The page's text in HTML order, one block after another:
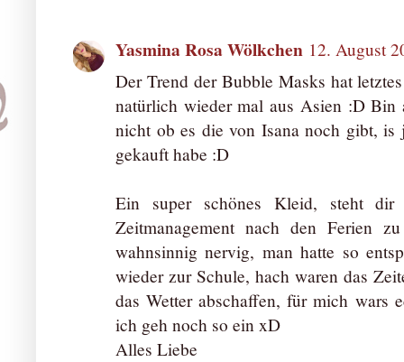
Yasmina Rosa Wölkchen 12. August
Der Trend der Bubble Masks hat
natürlich wieder mal aus Asien :D Bin
nicht ob es die von Isana noch gibt, is
gekauft habe :D
Ein super schönes Kleid, steht dir
Zeitmanagement nach den Ferien
wahnsinnig nervig, man hatte so
wieder zur Schule, hach waren das
das Wetter abschaffen, für mich wars
ich geh noch so ein xD
Alles Liebe